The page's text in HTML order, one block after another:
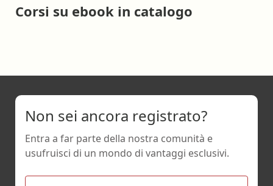
Corsi su ebook in catalogo
Non sei ancora registrato?
Entra a far parte della nostra comunità e
usufruisci di un mondo di vantaggi esclusivi.